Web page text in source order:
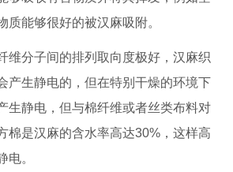
质能够很好的被汉麻吸附。
维分子间的排列取向度极好，汉麻织
产生静电的，但在特别干燥的环境下
生静电，但与棉纤维或者丝类布料对
棉是汉麻的含水率高达30%，这样高
电。